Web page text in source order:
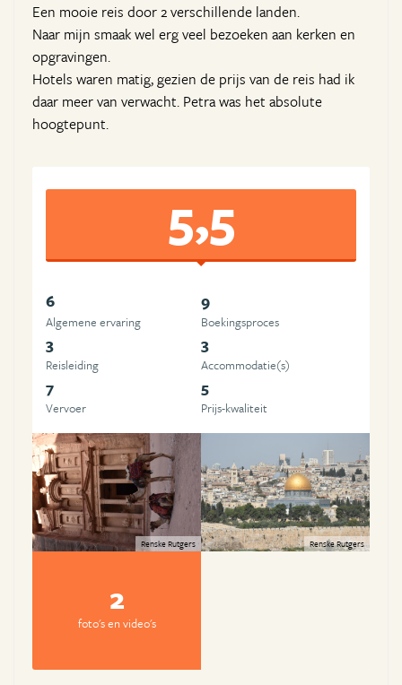
Een mooie reis door 2 verschillende landen.
Naar mijn smaak wel erg veel bezoeken aan kerken en
opgravingen.
Hotels waren matig, gezien de prijs van de reis had ik
daar meer van verwacht. Petra was het absolute
hoogtepunt.
5,5
6
Algemene ervaring
9
Boekingsproces
3
Reisleiding
3
Accommodatie(s)
7
Vervoer
5
Prijs-kwaliteit
Renske Rutgers Renske Rutgers
2
foto's en video's